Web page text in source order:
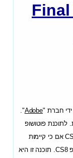
Adobe
".
לתוכנת פוטושופ
גרסאות רבות, הפופלרית ביותר היא פוטושופ CS2 אם כי קיימות
גרסאות מתקדמות יותר כגון פוטושופ CS7 ו-פוטושופ CS8. תוכנה זו היא